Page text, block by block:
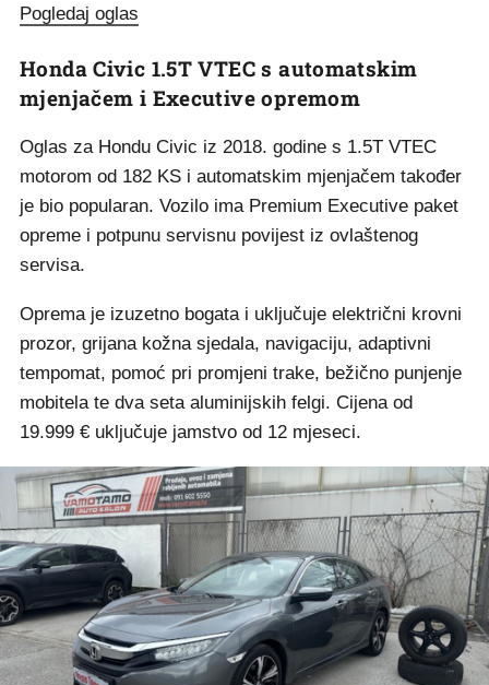
Pogledaj oglas
Honda Civic 1.5T VTEC s automatskim
mjenjačem i Executive opremom
Oglas za Hondu Civic iz 2018. godine s 1.5T VTEC
motorom od 182 KS i automatskim mjenjačem također
je bio popularan. Vozilo ima Premium Executive paket
opreme i potpunu servisnu povijest iz ovlaštenog
servisa.
Oprema je izuzetno bogata i uključuje električni krovni
prozor, grijana kožna sjedala, navigaciju, adaptivni
tempomat, pomoć pri promjeni trake, bežično punjenje
mobitela te dva seta aluminijskih felgi. Cijena od
19.999 € uključuje jamstvo od 12 mjeseci.